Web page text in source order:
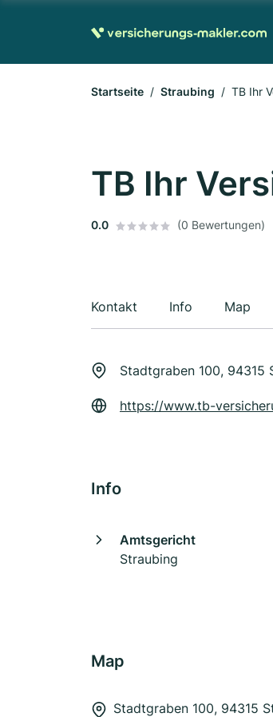
Startseite Straubing TB Ihr
TB Ihr
0.0 (0 Bewertungen)
Kontakt Info Map
Stadtgraben 100, 94315
https://www.tb-
Info
Amtsgericht
Straubing
Map
Stadtgraben 100, 94315